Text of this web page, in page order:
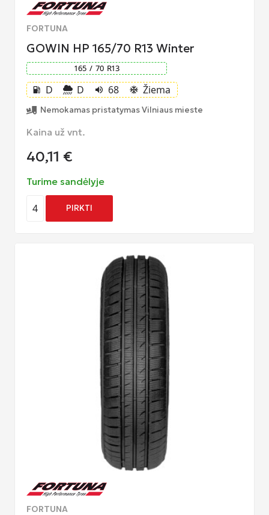
FORTUNA
GOWIN HP 165/70 R13 Winter
165 / 70 R13
local_gas_station D D volume_up 68 ac_unit Žiema
Nemokamas pristatymas Vilniaus mieste
Kaina už vnt.
40,11 €
Turime sandėlyje
4 PIRKTI
FORTUNA